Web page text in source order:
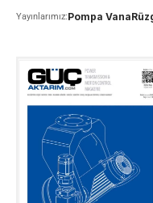
Yayınlarımız:Pompa Vana